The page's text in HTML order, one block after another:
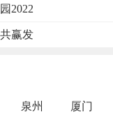
2022
赢发
泉州 厦门